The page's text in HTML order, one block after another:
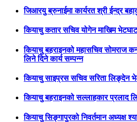
जिआरयु ब्रुनाईमा कार्यरत श्री ईन्द्र
कियाचु कतार सचिव योगेन माखिम भेटघाट
कियाचु बहराइनको महासचिव सोमराज
लिने दिने कार्य सम्पन्न
कियाचु साइप्रस सचिव सरिता लिङ्देन
कियाचु बहराइनको सल्लाहकार प्रलाद
कियाचु सिङ्गापुरको निवर्तमान अध्यक्ष